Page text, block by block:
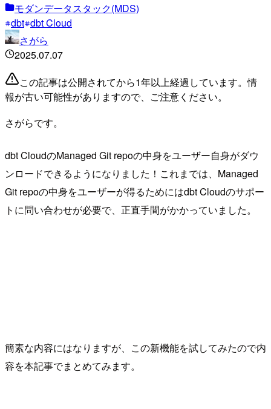
モダンデータスタック(MDS)
dbt dbt Cloud
さがら
2025.07.07
この記事は公開されてから1年以上経過しています。情
報が古い可能性がありますので、ご注意ください。
さがらです。
dbt CloudのManaged Git repoの中身をユーザー自身がダウ
ンロードできるようになりました！これまでは、Managed
Git repoの中身をユーザーが得るためにはdbt Cloudのサポー
トに問い合わせが必要で、正直手間がかかっていました。
簡素な内容にはなりますが、この新機能を試してみたので内
容を本記事でまとめてみます。